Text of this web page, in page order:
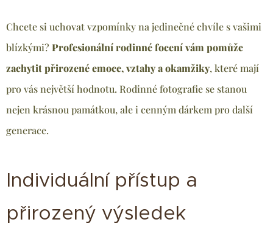
Chcete si uchovat vzpomínky na jedinečné chvíle s vašimi
blízkými? Profesionální rodinné focení vám pomůže
zachytit přirozené emoce, vztahy a okamžiky, které mají
pro vás největší hodnotu. Rodinné fotografie se stanou
nejen krásnou památkou, ale i cenným dárkem pro další
generace.
Individuální přístup a
přirozený výsledek